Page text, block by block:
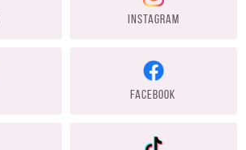
INSTAGRAM
FACEBOOK